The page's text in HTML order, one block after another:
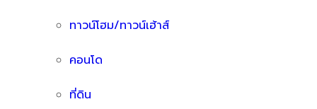
ทาวน์โฮม/ทาวน์เฮ้าส์
คอนโด
ที่ดิน